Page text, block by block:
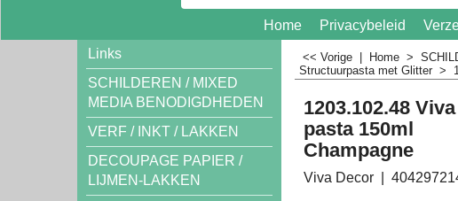
Home Privacybeleid
Links
SCHILDEREN / MIXED
MEDIA BENODIGDHEDEN
VERF / INKT / LAKKEN
DECOUPAGE PAPIER /
LIJMEN-LAKKEN
<< Vorige Home >
Structuurpasta met Glitter >
1203.102.48
pasta 150ml
Champagne
Viva Decor